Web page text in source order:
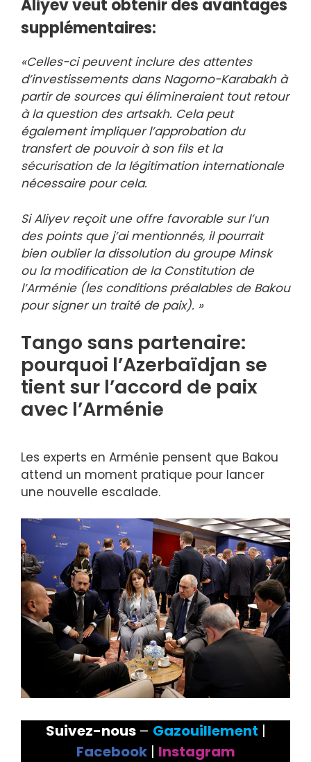
Aliyev veut obtenir des avantages
supplémentaires:
«Celles-ci peuvent inclure des attentes
d’investissements dans Nagorno-Karabakh à
partir de sources qui élimineraient tout retour
à la question des artsakh. Cela peut
également impliquer l’approbation du
transfert de pouvoir à son fils et la
sécurisation de la légitimation internationale
nécessaire pour cela.
Si Aliyev reçoit une offre favorable sur l’un
des points que j’ai mentionnés, il pourrait
bien oublier la dissolution du groupe Minsk
ou la modification de la Constitution de
l’Arménie (les conditions préalables de Bakou
pour signer un traité de paix). »
Tango sans partenaire:
pourquoi l’Azerbaïdjan se
tient sur l’accord de paix
avec l’Arménie
Les experts en Arménie pensent que Bakou
attend un moment pratique pour lancer
une nouvelle escalade.
Suivez-nous – Gazouillement |
Facebook| Instagram